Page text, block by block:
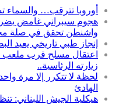
أوروبا تترقب… والسماء
هجوم سيبراني غامض
واشنطن تحقق في صلة
إنجاز طبي تاريخي يعيد
اعتقال مسلح قرب ملعب
زيارته الرئاسية..
لحظة لا تتكرر إلا مرة
الهادئ
هيكلية الجيش اللبناني: